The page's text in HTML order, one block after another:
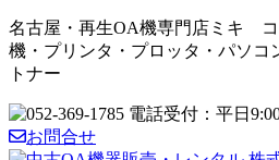
名古屋・再生OA機専門店ミキ
機・プリンタ・プロッタ・パソコ
トナー
お問合せ